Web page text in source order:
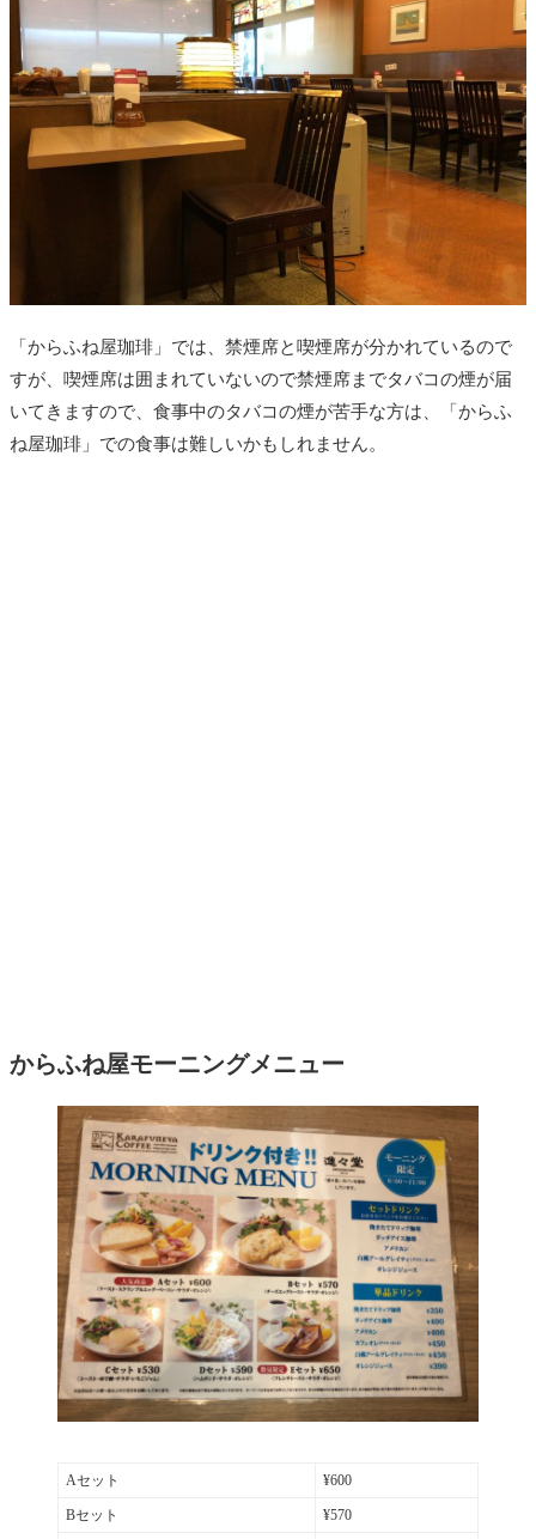
「からふね屋珈琲」では、禁煙席と喫煙席が分かれているので
すが、喫煙席は囲まれていないので禁煙席までタバコの煙が届
いてきますので、食事中のタバコの煙が苦手な方は、「からふ
ね屋珈琲」での食事は難しいかもしれません。
からふね屋モーニングメニュー
Aセット ¥600
Bセット ¥570